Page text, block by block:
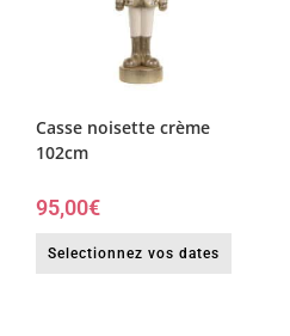
Casse noisette crème
102cm
95,00€
Selectionnez vos dates